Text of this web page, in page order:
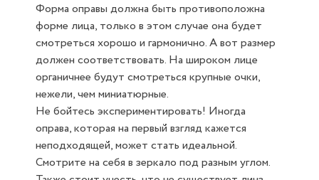
Форма оправы должна быть противоположна
форме лица, только в этом случае она будет
смотреться хорошо и гармонично. А вот размер
должен соответствовать. На широком лице
органичнее будут смотреться крупные очки,
нежели, чем миниатюрные.
Не бойтесь экспериментировать! Иногда
оправа, которая на первый взгляд кажется
неподходящей, может стать идеальной.
Смотрите на себя в зеркало под разным углом.